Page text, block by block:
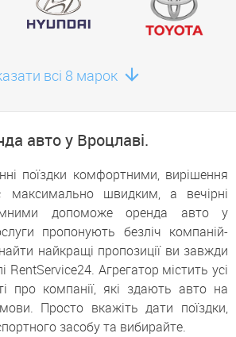
всі 8 марок
авто у Вроцлаві.
поїздки комфортними, вирішення
максимально швидким, а вечірні
допоможе оренда авто у
пропонують безліч компаній-
найкращі пропозиції ви завжди
RentService24. Агрегатор містить усі
про компанії, які здають авто на
Просто вкажіть дати поїздки,
засобу та вибирайте.